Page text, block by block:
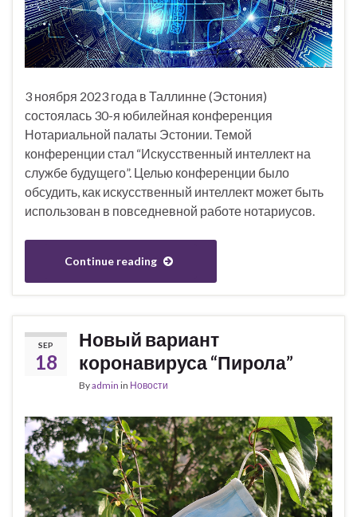
3 ноября 2023 года в Таллинне (Эстония)
состоялась 30-я юбилейная конференция
Нотариальной палаты Эстонии. Темой
конференции стал “Искусственный интеллект на
службе будущего”. Целью конференции было
обсудить, как искусственный интеллект может быть
использован в повседневной работе нотариусов.
Continue reading
SEP
18
Новый вариант
коронавируса “Пирола”
Byadmin in Новости